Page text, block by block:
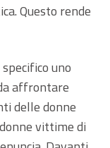
Questo rende
uno
affrontare
delle donne
vittime di